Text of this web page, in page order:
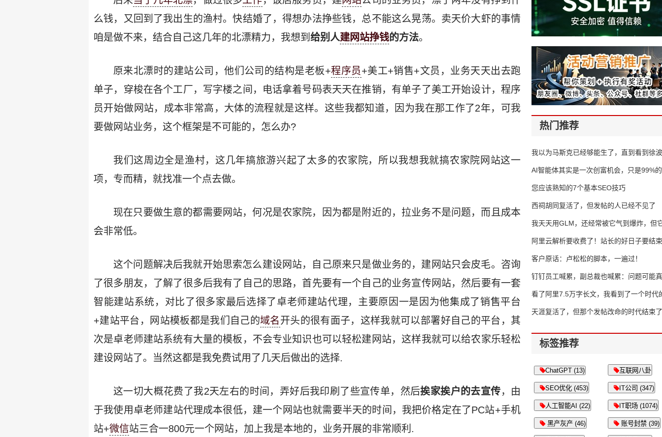
么钱，又回到了我出生的渔村。快结婚了，得想办法挣些钱，总不能这么晃荡。卖天价大虾的事情
咱是做不来，结合自己这几年的北漂精力，我想到 给别人建网站挣钱的方法。
原来北漂时的建站公司，他们公司的结构是老板+程序员+美工+销售+文员，业务天天出去跑
单子，穿梭在各个工厂，写字楼之间，电话拿着号码表天天在推销，有单子了美工开始设计，程序
员开始做网站，成本非常高，大体的流程就是这样。这些我都知道，因为我在那工作了2年，可我
要做网站业务，这个框架是不可能的，怎么办?
我们这周边全是渔村，这几年搞旅游兴起了太多的农家院，所以我想我就搞农家院网站这一
项，专而精，就找准一个点去做。
现在只要做生意的都需要网站，何况是农家院，因为都是附近的，拉业务不是问题，而且成本
会非常低。
这个问题解决后我就开始思索怎么建设网站，自己原来只是做业务的，建网站只会皮毛。咨询
了很多朋友，了解了很多后我有了自己的思路，首先要有一个自己的业务宣传网站，然后要有一套
智能建站系统，对比了很多家最后选择了卓老师建站代理，主要原因一是因为他集成了销售平台
+建站平台，网站模板都是我们自己的域名 开头的很有面子，这样我就可以部署好自己的平台，其
次是卓老师建站系统有大量的模板，不会专业知识也可以轻松建网站，这样我就可以给农家乐轻松
建设网站了。当然这都是我免费试用了几天后做出的选择.
这一切大概花费了我2天左右的时间，弄好后我印刷了些宣传单，然后挨家挨户的去宣传，由
于我使用卓老师建站代理成本很低，建一个网站也就需要半天的时间，我把价格定在了PC站+手机
站+微信站三合一800元一个网站，加上我是本地的，业务开展的非常顺利.
热门推荐
我以为马斯克已经够能生了，直到看到
AI智能体其实是一次创富机会，只是99%
错过了
您应该熟知的7个基本SEO技巧
西祠胡同复活了，但发帖的人已经不见了
我天天用GLM，还经常被它气到爆炸，但
16万亿
阿里云解析要收费了！站长的好日子要结
客户原话：卢松松的脚本，一遍过！
钉钉员工喊累，副总裁也喊累：问题可能
了
看了阿里7.5万字长文，我看到了一个时代
天涯复活了，但那个发帖改命的时代结束了
标签推荐
ChatGPT (13) 互联网八卦
SEO优化 (453) IT公司 (347)
人工智能AI (22) IT职场 (1074)
黑产灰产 (46) 账号封禁 (39)